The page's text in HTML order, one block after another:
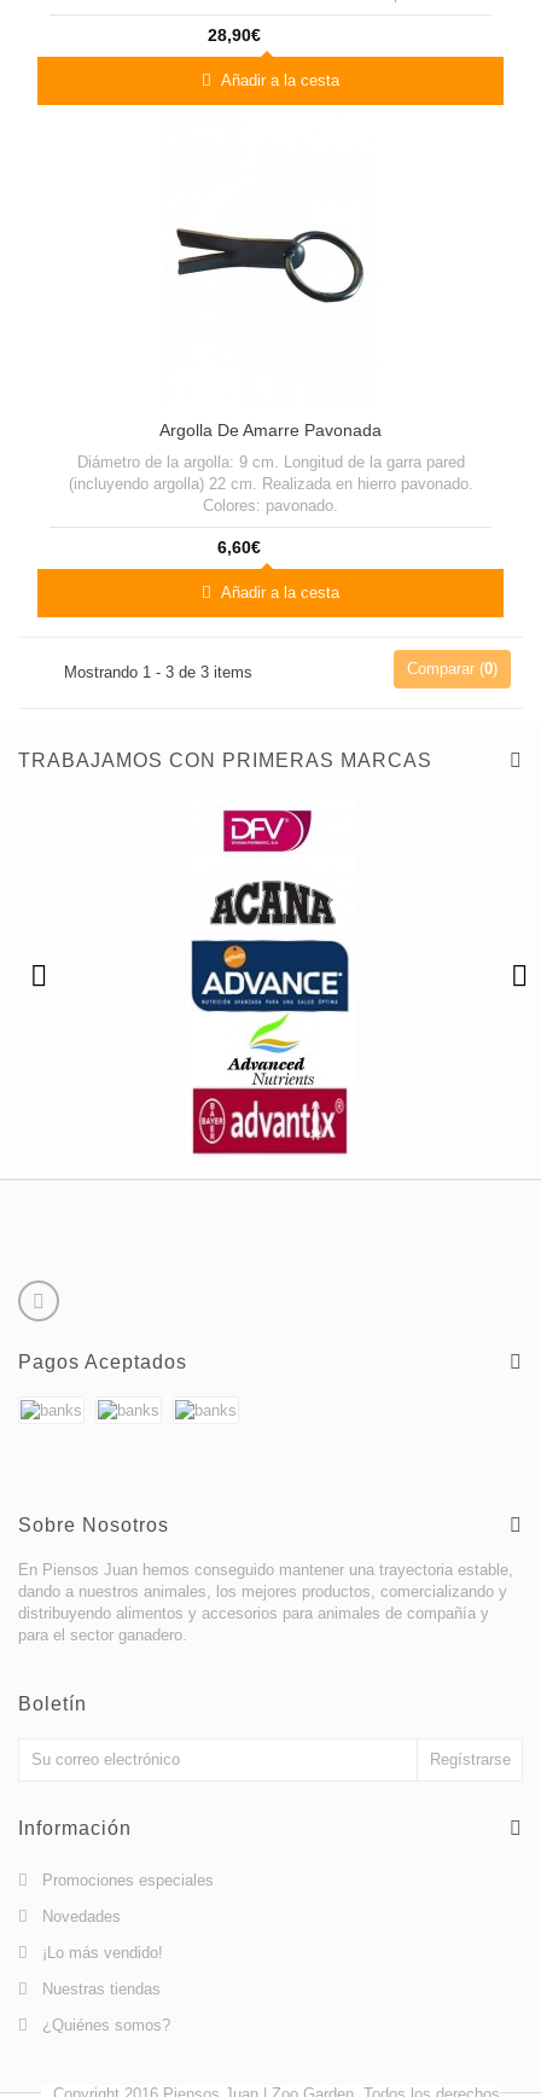
28,90€
Añadir a la cesta
Argolla De Amarre Pavonada
Diámetro de la argolla: 9 cm. Longitud de la garra pared
(incluyendo argolla) 22 cm. Realizada en hierro pavonado.
Colores: pavonado.
6,60€
Añadir a la cesta
Mostrando 1 - 3 de 3 items Comparar (0)
TRABAJAMOS CON PRIMERAS MARCAS
Pagos Aceptados
Sobre Nosotros
En Piensos Juan hemos conseguido mantener una trayectoria estable,
dando a nuestros animales, los mejores productos, comercializando y
distribuyendo alimentos y accesorios para animales de compañía y
para el sector ganadero.
Boletín
Información
Promociones especiales
Novedades
¡Lo más vendido!
Nuestras tiendas
¿Quiénes somos?